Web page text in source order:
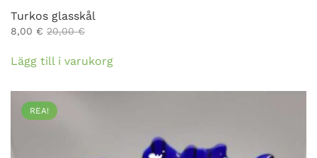
Turkos glasskål
8,00 € 20,00€
Lägg till i varukorg
REA!